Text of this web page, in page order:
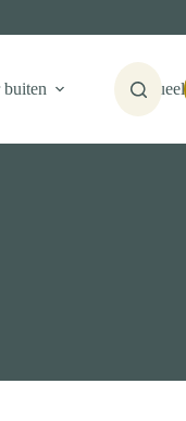
buiten Actueel